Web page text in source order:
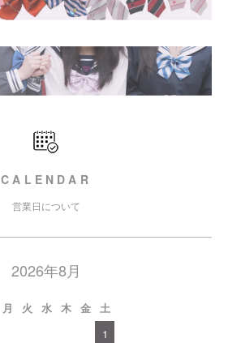
CALENDAR
営業日について
2026年8月
月 火 水 木 金
土
1